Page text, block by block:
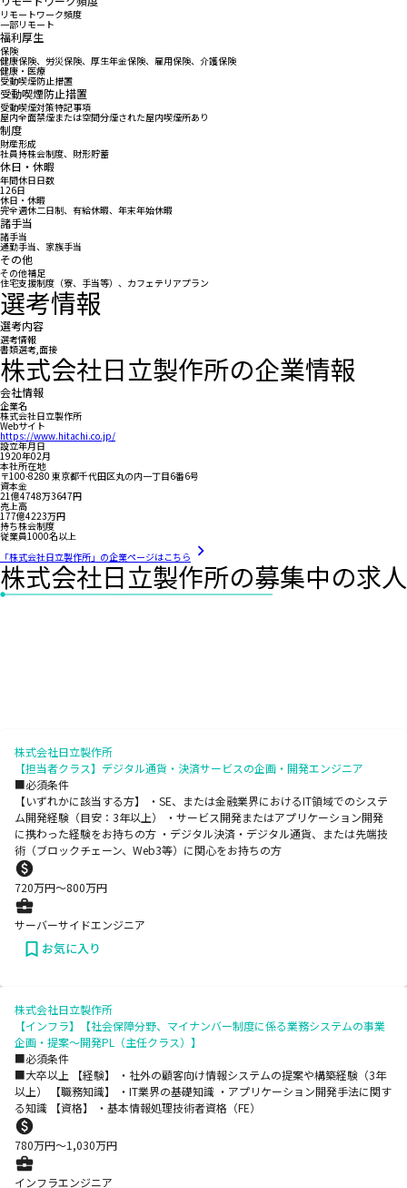
リモートワーク頻度
一部リモート
福利厚生
保険
健康保険、労災保険、厚生年金保険、雇用保険、介護保険
健康・医療
受動喫煙防止措置
受動喫煙防止措置
受動喫煙対策特記事項
屋内全面禁煙または空間分煙された屋内喫煙所あり
制度
財産形成
社員持株会制度、財形貯蓄
休日・休暇
年間休日日数
126日
休日・休暇
完全週休二日制、有給休暇、年末年始休暇
諸手当
諸手当
通勤手当、家族手当
その他
その他補足
住宅支援制度（寮、手当等）、カフェテリアプラン
選考情報
選考内容
選考情報
書類選考,面接
株式会社日立製作所の企業情報
会社情報
企業名
株式会社日立製作所
Webサイト
https://www.hitachi.co.jp/
設立年月日
1920年02月
本社所在地
〒100-8280 東京都千代田区丸の内一丁目6番6号
資本金
21億4748万3647円
売上高
177億4223万円
持ち株会制度
従業員1000名以上
「株式会社日立製作所」の企業ページはこちら
株式会社日立製作所の募集中の求人
株式会社日立製作所
【担当者クラス】デジタル通貨・決済サービスの企画・開発エンジニア
■必須条件
【いずれかに該当する方】 ・SE、または金融業界におけるIT領域でのシステ
ム開発経験（目安：3年以上） ・サービス開発またはアプリケーション開発
に携わった経験をお持ちの方 ・デジタル決済・デジタル通貨、または先端技
術（ブロックチェーン、Web3等）に関心をお持ちの方
720万円〜800万円
サーバーサイドエンジニア
お気に入り
株式会社日立製作所
【インフラ】【社会保障分野、マイナンバー制度に係る業務システムの事業
企画・提案～開発PL（主任クラス）】
■必須条件
■大卒以上 【経験】 ・社外の顧客向け情報システムの提案や構築経験（3年
以上） 【職務知識】 ・IT業界の基礎知識 ・アプリケーション開発手法に関す
る知識 【資格】 ・基本情報処理技術者資格（FE）
780万円〜1,030万円
インフラエンジニア